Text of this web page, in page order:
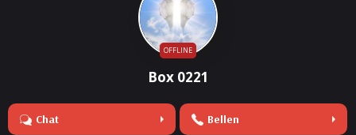
OFFLINE
Box 0221
Chat Bellen